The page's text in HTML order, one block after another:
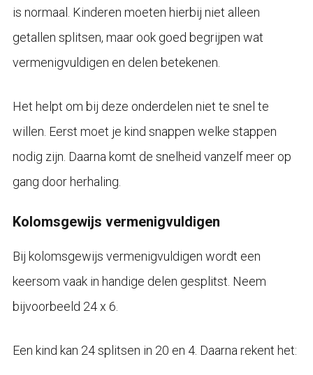
is normaal. Kinderen moeten hierbij niet alleen
getallen splitsen, maar ook goed begrijpen wat
vermenigvuldigen en delen betekenen.
Het helpt om bij deze onderdelen niet te snel te
willen. Eerst moet je kind snappen welke stappen
nodig zijn. Daarna komt de snelheid vanzelf meer op
gang door herhaling.
Kolomsgewijs vermenigvuldigen
Bij kolomsgewijs vermenigvuldigen wordt een
keersom vaak in handige delen gesplitst. Neem
bijvoorbeeld 24 x 6.
Een kind kan 24 splitsen in 20 en 4. Daarna rekent het: